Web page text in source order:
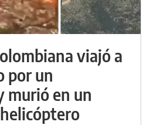
viajó a
por un
murió en un